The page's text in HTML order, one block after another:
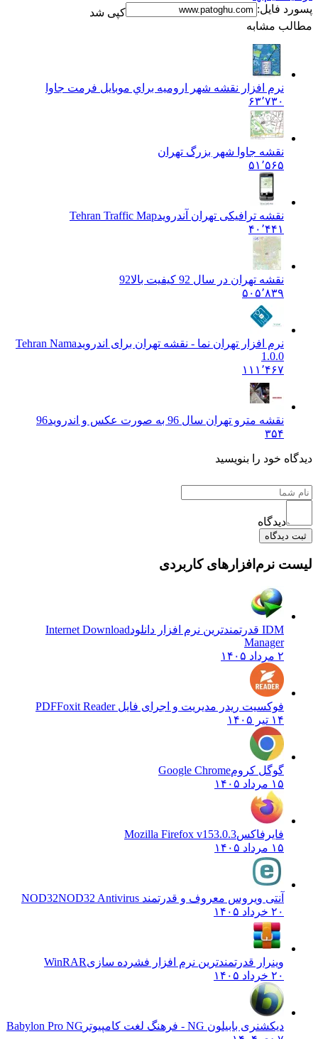
پسورد فایل:
کپی شد
مطالب مشابه
نرم افزار نقشه شهر اروميه براي موبايل فرمت جاوا
۶۳٬۷۳۰
نقشه جاوا شهر بزرگ تهران
۵۱٬۵۶۵
نقشه ترافیکی تهران آندرویدTehran Traffic Map
۴۰٬۴۴۱
نقشه تهران در سال 92 کیفیت بالا
92
۵۰۵٬۸۳۹
نرم افزار تهران نما - نقشه تهران برای اندرویدTehran Nama
1.0.0
۱۱۱٬۴۶۷
نقشه مترو تهران سال 96 به صورت عکس و اندروید
96
۳۵۴
دیدگاه خود را بنویسید
دیدگاه
ثبت دیدگاه
لیست نرم‌افزارهای کاربردی
IDM قدرتمندترین نرم افزار دانلود
Internet Download
Manager
۲ مرداد ۱۴۰۵
فوکسیت ریدر مدیریت و اجرای فایل PDFFoxit Reader
۱۴ تیر ۱۴۰۵
گوگل کرومGoogle Chrome
۱۵ مرداد ۱۴۰۵
فایرفاکسMozilla Firefox v153.0.3
۱۵ مرداد ۱۴۰۵
آنتی ویروس معروف و قدرتمند NOD32 NOD32 Antivirus
۲۰ خرداد ۱۴۰۵
وینرار قدرتمندترین نرم افزار فشرده سازیWinRAR
۲۰ خرداد ۱۴۰۵
دیکشنری بابیلون NG - فرهنگ لغت کامپیوتر
Babylon Pro NG